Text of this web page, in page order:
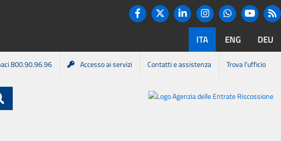
Twitter
LinkedinInstagram
ITA ENG DEU
800.90.96.96 Accesso ai servizi Contatti e assistenza Trova l'ufficio